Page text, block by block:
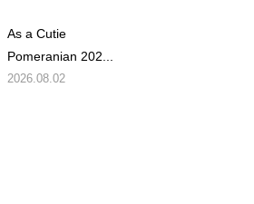
As a Cutie
Pomeranian 202...
2026.08.02